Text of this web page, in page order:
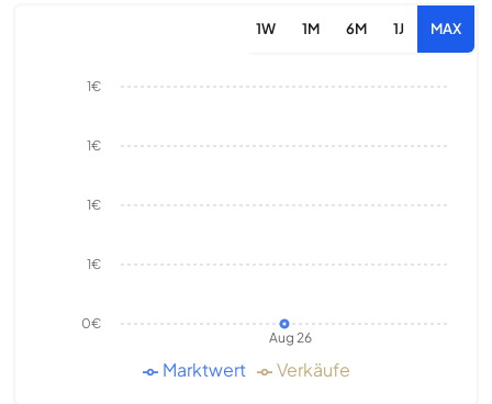
1W 1M 6M 1J MAX
Aug 26
0€
1€
1€
1€
1€
Marktwert Verkäufe